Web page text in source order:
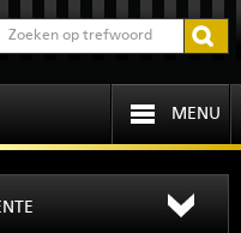
MENU